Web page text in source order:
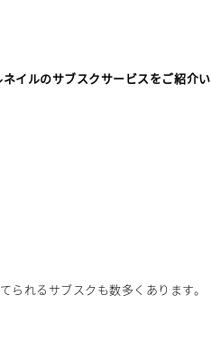
イルのサブスクサービスをご紹介い
れるサブスクも数多くあります。